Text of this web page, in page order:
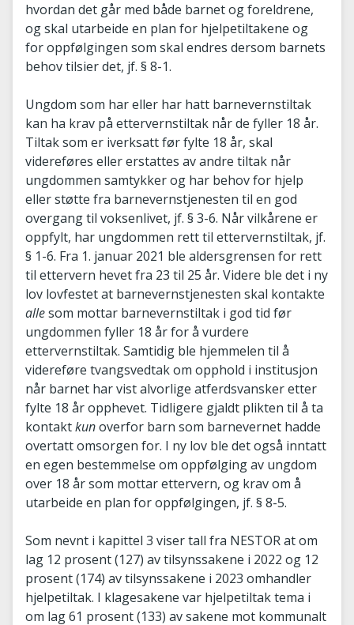
hvordan det går med både barnet og foreldrene,
og skal utarbeide en plan for hjelpetiltakene og
for oppfølgingen som skal endres dersom barnets
behov tilsier det, jf. § 8-1.
Ungdom som har eller har hatt barnevernstiltak
kan ha krav på ettervernstiltak når de fyller 18 år.
Tiltak som er iverksatt før fylte 18 år, skal
videreføres eller erstattes av andre tiltak når
ungdommen samtykker og har behov for hjelp
eller støtte fra barnevernstjenesten til en god
overgang til voksenlivet, jf. § 3-6. Når vilkårene er
oppfylt, har ungdommen rett til ettervernstiltak, jf.
§ 1-6. Fra 1. januar 2021 ble aldersgrensen for rett
til ettervern hevet fra 23 til 25 år. Videre ble det i ny
lov lovfestet at barnevernstjenesten skal kontakte
allesom mottar barnevernstiltak i god tid før
ungdommen fyller 18 år for å vurdere
ettervernstiltak. Samtidig ble hjemmelen til å
videreføre tvangsvedtak om opphold i institusjon
når barnet har vist alvorlige atferdsvansker etter
fylte 18 år opphevet. Tidligere gjaldt plikten til å ta
kontaktkunoverfor barn som barnevernet hadde
overtatt omsorgen for. I ny lov ble det også inntatt
en egen bestemmelse om oppfølging av ungdom
over 18 år som mottar ettervern, og krav om å
utarbeide en plan for oppfølgingen, jf. § 8-5.
Som nevnt i kapittel 3 viser tall fra NESTOR at om
lag 12 prosent (127) av tilsynssakene i 2022 og 12
prosent (174) av tilsynssakene i 2023 omhandler
hjelpetiltak. I klagesakene var hjelpetiltak tema i
om lag 61 prosent (133) av sakene mot kommunalt